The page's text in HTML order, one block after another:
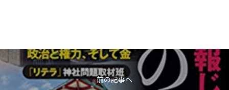
前の記事へ